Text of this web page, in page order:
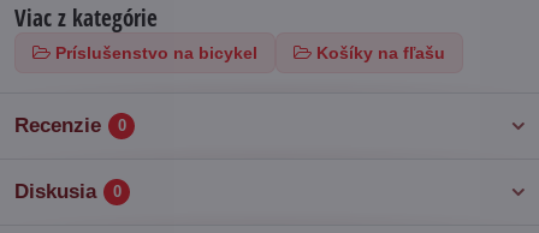
Viac z kategórie
Príslušenstvo na bicykel Košíky na fľašu
Recenzie 0
Diskusia 0